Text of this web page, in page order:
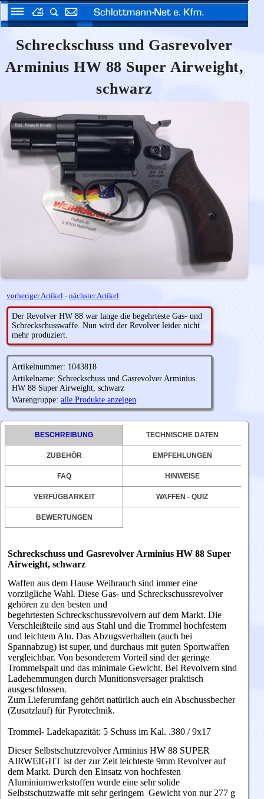
Schreckschuss und Gasrevolver
Arminius HW 88 Super Airweight,
schwarz
vorheriger Artikel - nächster Artikel
Der Revolver HW 88 war lange die begehrteste Gas- und
Schreckschusswaffe. Nun wird der Revolver leider nicht
mehr produziert.
Artikelnummer: 1043818
Artikelname: Schreckschuss und Gasrevolver Arminius
HW 88 Super Airweight, schwarz
Warengruppe: alle Produkte anzeigen
BESCHREIBUNG TECHNISCHE DATEN
ZUBEHÖR EMPFEHLUNGEN
FAQ HINWEISE
VERFÜGBARKEIT WAFFEN - QUIZ
BEWERTUNGEN
Schreckschuss und Gasrevolver Arminius HW 88 Super
Airweight, schwarz
Waffen aus dem Hause Weihrauch sind immer eine
vorzügliche Wahl. Diese Gas- und Schreckschussrevolver
gehören zu den besten und
begehrtesten Schreckschussrevolvern auf dem Markt. Die
Verschleißteile sind aus Stahl und die Trommel hochfestem
und leichtem Alu. Das Abzugsverhalten (auch bei
Spannabzug) ist super, und durchaus mit guten Sportwaffen
vergleichbar. Von besonderem Vorteil sind der geringe
Trommelspalt und das minimale Gewicht. Bei Revolvern sind
Ladehemmungen durch Munitionsversager praktisch
ausgeschlossen.
Zum Lieferumfang gehört natürlich auch ein Abschussbecher
(Zusatzlauf) für Pyrotechnik.
Trommel- Ladekapazität: 5 Schuss im Kal. .380 / 9x17
Dieser Selbstschutzrevolver Arminius HW 88 SUPER
AIRWEIGHT ist der zur Zeit leichteste 9mm Revolver auf
dem Markt. Durch den Einsatz von hochfesten
Aluminiumwerkstoffen wurde eine sehr solide
Selbstschutzwaffe mit sehr geringem Gewicht von nur 277 g